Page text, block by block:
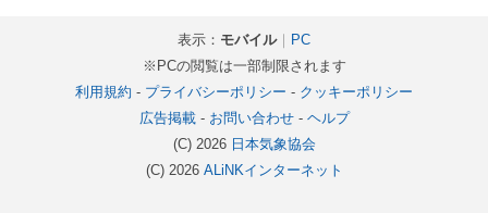
表示： モバイル｜ PC
※PCの閲覧は一部制限されます
利用規約 - プライバシーポリシー - クッキーポリシー
広告掲載- お問い合わせ- ヘルプ
(C) 2026 日本気象協会
(C) 2026 ALiNKインターネット